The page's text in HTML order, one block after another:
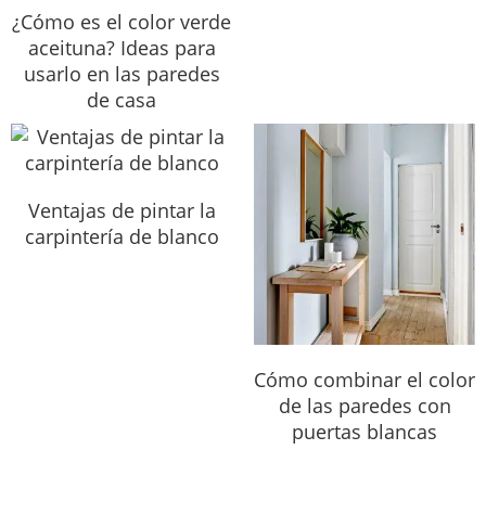
¿Cómo es el color verde
aceituna? Ideas para
usarlo en las paredes
de casa
Ventajas de pintar la
carpintería de blanco
Cómo combinar el color
de las paredes con
puertas blancas